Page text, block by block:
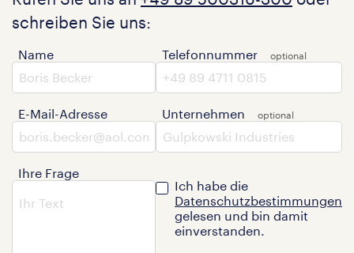
schreiben Sie uns:
Name
E-Mail-Adresse
Ihre Frage
Telefonnummer
Unternehmen
Ich habe die
Datenschutzbestimmungen
gelesen und bin damit
einverstanden.